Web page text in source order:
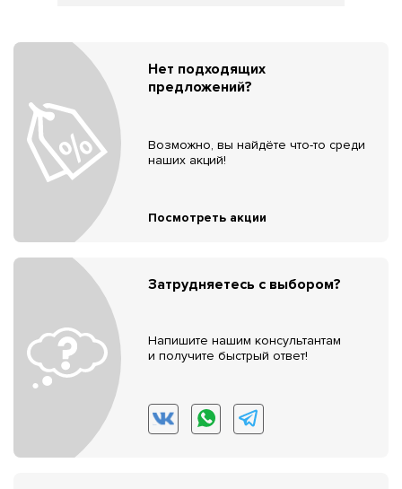
Нет подходящих
предложений?
Возможно, вы найдёте что-то среди
наших акций!
Посмотреть акции
Затрудняетесь с выбором?
Напишите нашим консультантам
и получите быстрый ответ!